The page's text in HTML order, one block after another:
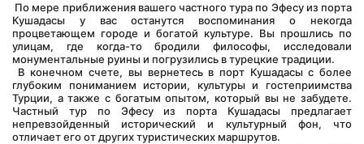
Кушадасы у вас останутся воспоминания о некогда
процветающем городе и богатой культуре. Вы прошлись по
улицам, где когда-то бродили философы, исследовали
монументальные руины и погрузились в турецкие традиции.
глубоким пониманием истории, культуры и гостеприимства
Турции, а также с богатым опытом, который вы не забудете.
Частный тур по Эфесу из порта Кушадасы предлагает
непревзойденный исторический и культурный фон, что
отличает его от других туристических маршрутов.